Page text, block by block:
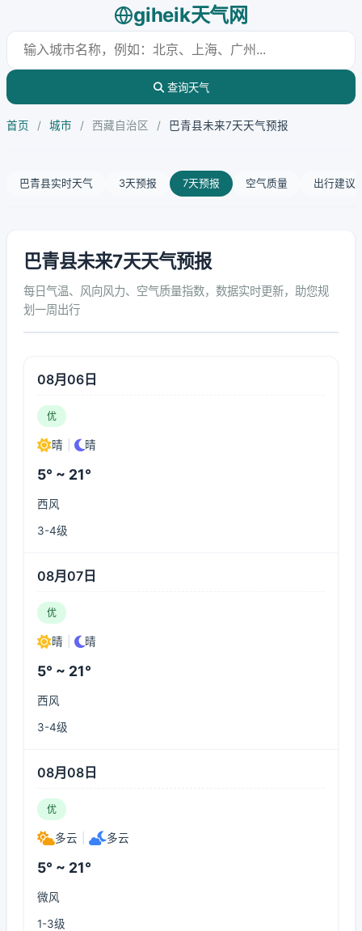
giheik天气网
查询天气
首页 / 城市 / 西藏自治区 / 巴青县未来7天天气预报
巴青县实时天气 3天预报 7天预报 空气质量 出行建议
巴青县未来7天天气预报
每日气温、风向风力、空气质量指数，数据实时更新，助您规
划一周出行
08月06日
优
晴 晴
5° ~ 21°
西风
3-4级
08月07日
优
晴 晴
5° ~ 21°
西风
3-4级
08月08日
优
多云 多云
5° ~ 21°
微风
1-3级